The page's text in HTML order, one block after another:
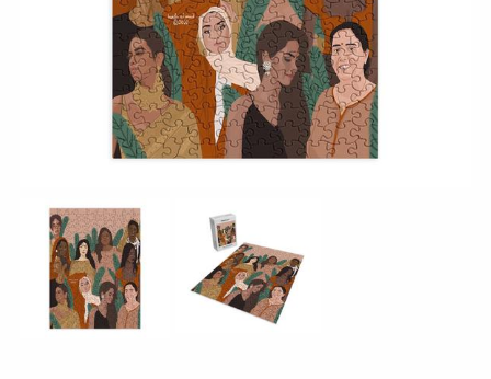
MAKE UP ACCESSOIRES
REGISTREREN
HELP
KLANTENSERVICE